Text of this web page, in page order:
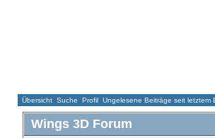
Übersicht Suche Profil Ungelesene Beiträge seit letztem
Wings 3D Forum